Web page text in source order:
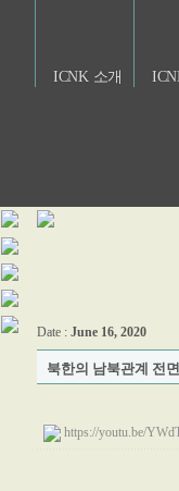
ICNK 소개
Date : June 16, 2020
북한의 남북관계 전
https://youtu.be/